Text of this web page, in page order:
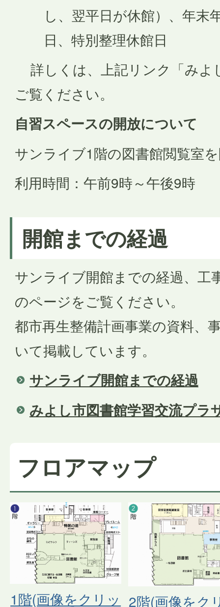
し、翌平日が休館）、年末
日、特別整理休館日
詳しくは、上記リンク「みよ
ご覧ください。
自習スペースの開放について
サンライブ1階の図書館閲覧室
利用時間：午前9時～午後9時
開館までの経過
サンライブ開館までの経過、工
のページをご覧ください。
都市再生整備計画事業の資料、
いて掲載しています。
サンライブ開館までの経過
みよし市図書館学習交流プラ
フロアマップ
1階(画像をクリッ 2階(画像をク